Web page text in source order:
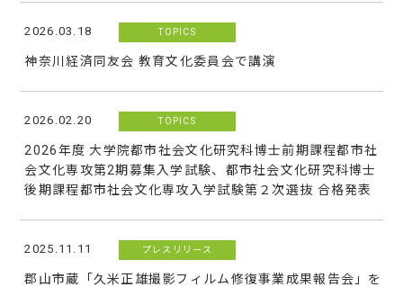
2026.03.18 TOPICS
神奈川経済同友会 教育文化委員会で講演
2026.02.20 TOPICS
2026年度 大学院都市社会文化研究科博士前期課程都市社
会文化専攻第2期募集入学試験、都市社会文化研究科博士
後期課程都市社会文化専攻入学試験第２次選抜 合格発表
2025.11.11 プレスリリース
郡山市蔵「久米正雄撮影フィルム修復事業成果報告会」を